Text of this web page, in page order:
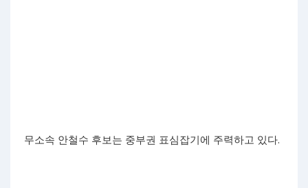
무소속 안철수 후보는 중부권 표심잡기에 주력하고 있다.